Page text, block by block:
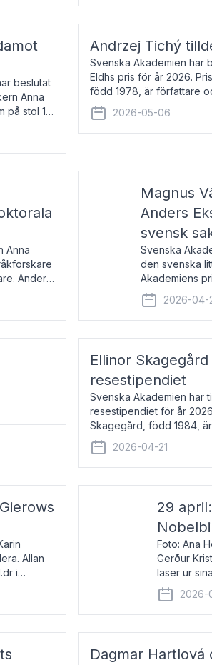
beslutat
Anna
på stol 18
Andrzej Tichý
Svenska Akademien har
Eldhs pris för år 2026.
född 1978, är författare
den lovordade romanen
2026-05-06
Anna
Anders
Magnus
Anders
svensk
Svenska
den svenska
Akademiens
sakprosa som
Akademiens
2026-04-
Ellinor
resestipendiet
Svenska Akademien har
resestipendiet för år
Skagegård, född 1984,
återkommande för
2026-04-21
Allan
i
29
Foto: Ana
Gerður
läser ur
De läser
om språk
2026-
Dagmar Hartlová